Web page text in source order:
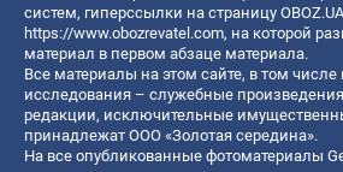
систем, гиперссылки на страницу
https://www.obozrevatel.com, на которой
материал в первом абзаце материала.
Все материалы на этом сайте, в том числе
исследования – служебные
редакции, исключительные
принадлежат ООО «Золотая середина».
На все опубликованные фотоматериалы